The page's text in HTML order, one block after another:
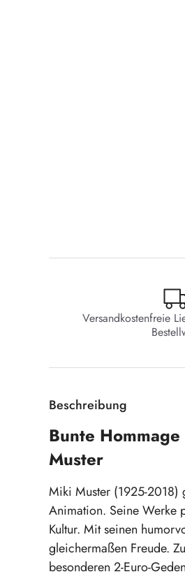
Versandkostenfreie
Beschreibung
Bunte
Muster
Miki Muster (1925-2018)
Animation. Seine Werke
Kultur. Mit seinen
gleichermaßen Freude.
besonderen 2-Euro-